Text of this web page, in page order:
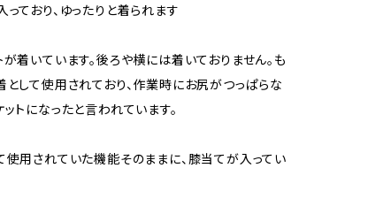
ており、ゆったりと着られます
着いています。後ろや横には着いておりません。も
として使用されており、作業時にお尻がつっぱらな
トになったと言われています。
使用されていた機能そのままに、膝当てが入ってい